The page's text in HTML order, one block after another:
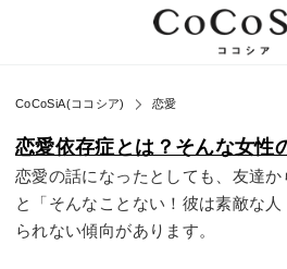
CoCoSiA(ココシア) 恋愛
恋愛依存症とは？そんな女性
恋愛の話になったとしても、友達
と「そんなことない！彼は素敵な
られない傾向があります。